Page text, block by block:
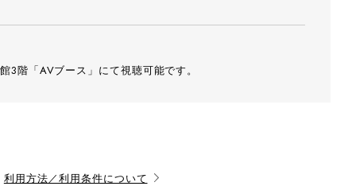
3階「AVブース」にて視聴可能です。
利用方法／利用条件について